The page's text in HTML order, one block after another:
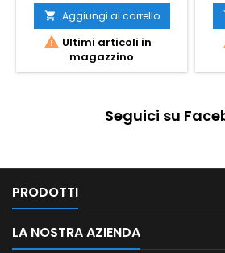
 Aggiungi al carrello
 Ultimi articoli in
magazzino
Seguici su
PRODOTTI
LA NOSTRA AZIENDA